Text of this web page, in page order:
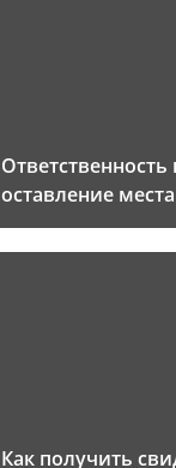
Ответственность
оставление
Как получить